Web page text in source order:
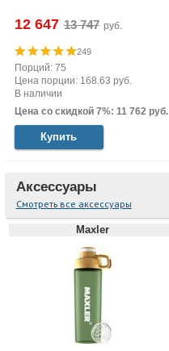
12 647 руб.
249
Порций: 75
Цена порции: 168.63 руб.
В наличии
Цена со скидкой 7%: 11 762 руб.
Купить
Аксессуары
Смотреть все аксессуары
Maxler